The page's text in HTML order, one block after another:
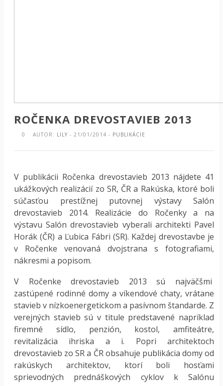
ROČENKA DREVOSTAVIEB 2013
0 AUTOR: LILY - 21/01/2014 - PUBLIKÁCIE
V publikácii Ročenka drevostavieb 2013 nájdete 41
ukážkových realizácií zo SR, ČR a Rakúska, ktoré boli
súčasťou prestížnej putovnej výstavy Salón
drevostavieb 2014. Realizácie do Ročenky a na
výstavu Salón drevostavieb vyberali architekti Pavel
Horák (ČR) a Ľubica Fábri (SR). Každej drevostavbe je
v Ročenke venovaná dvojstrana s fotografiami,
nákresmi a popisom.
V Ročenke drevostavieb 2013 sú najväčšmi
zastúpené rodinné domy a víkendové chaty, vrátane
stavieb v nízkoenergetickom a pasívnom štandarde. Z
verejných stavieb sú v titule predstavené napríklad
firemné sídlo, penzión, kostol, amfiteátre,
revitalizácia ihriska a i. Popri architektoch
drevostavieb zo SR a ČR obsahuje publikácia domy od
rakúskych architektov, ktorí boli hosťami
sprievodných prednáškových cyklov k Salónu